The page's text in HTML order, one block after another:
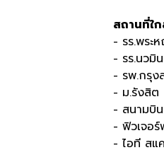
สถานที่ใ
- รร.พระ
- รร.นวมิ
- รพ.กรุง
- ม.รังสิต
- สนามบิ
- ฟิวเจอ
- ไอที สแ